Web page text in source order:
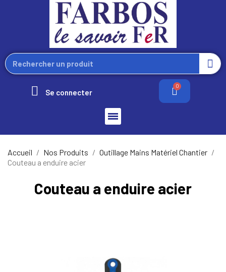
Se connecter
Accueil Nos Produits
Outillage Mains Matériel Chantier
Couteau a enduire acier
Couteau a enduire acier